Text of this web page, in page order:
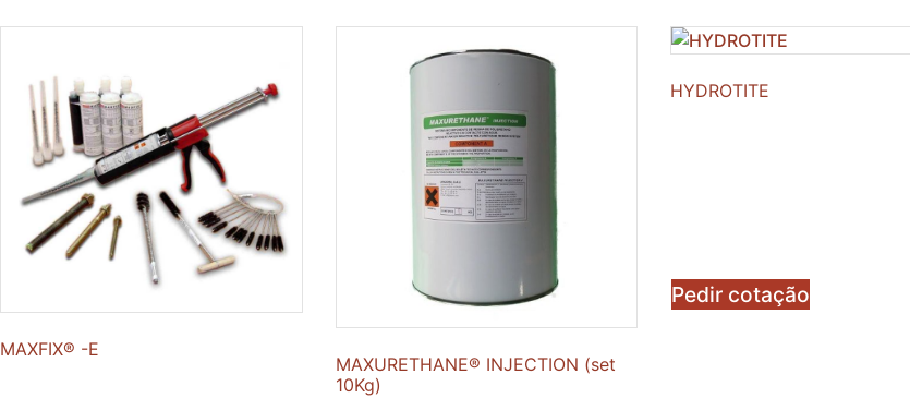
MAXFIX® -E
MAXURETHANE® INJECTION (set
10Kg)
HYDROTITE
Pedir cotação